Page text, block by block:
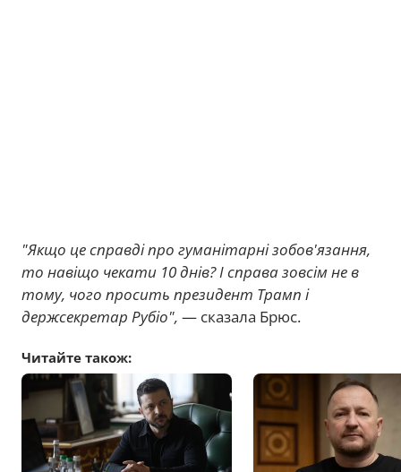
"Якщо це справді про гуманітарні зобов'язання,
то навіщо чекати 10 днів? І справа зовсім не в
тому, чого просить президент Трамп і
держсекретар Рубіо", — сказала Брюс.
Читайте також: